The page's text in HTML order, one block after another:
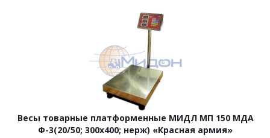
Весы товарные платформенные МИДЛ МП 150 МДА
Ф-3(20/50; 300х400; нерж) «Красная армия»